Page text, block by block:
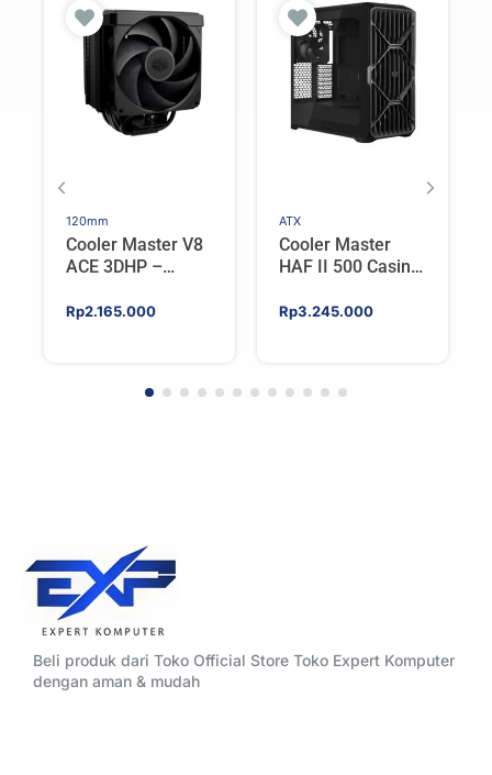
120mm
Cooler Master V8
ACE 3DHP –
Tower CPU Cooler
Rp2.165.000
ATX
Cooler Master
HAF II 500 Casing
Tower ATX
Rp3.245.000
Beli produk dari Toko Official Store Toko Expert Komputer
dengan aman & mudah